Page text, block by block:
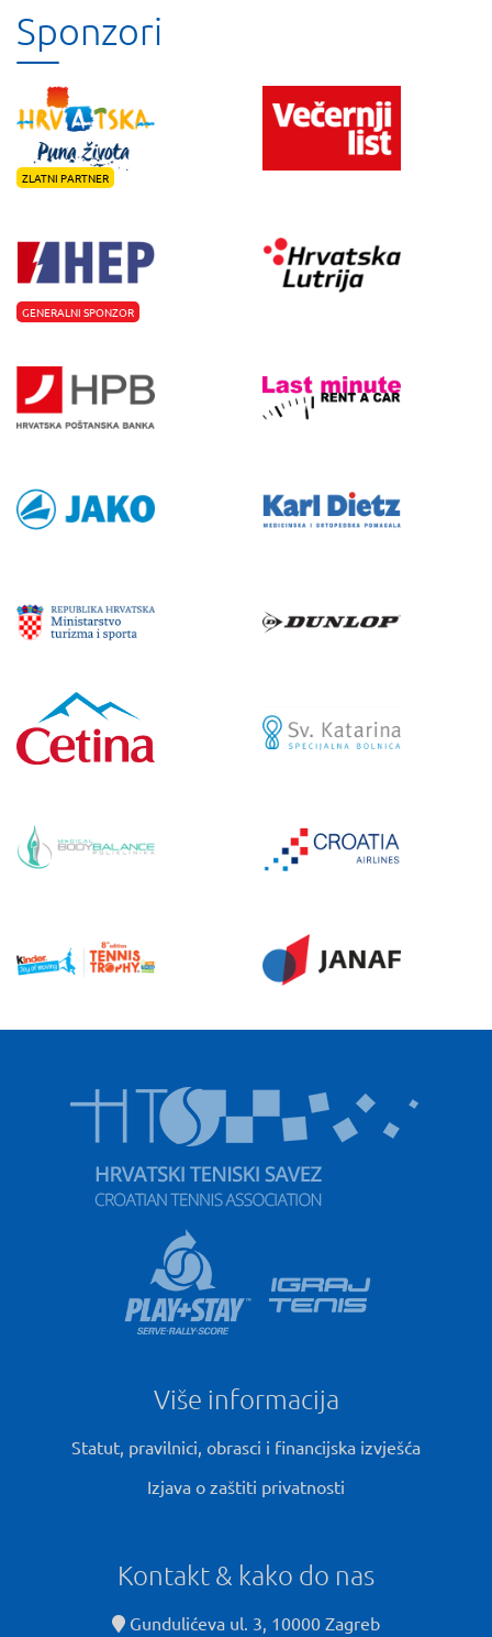
Sponzori
ZLATNI PARTNER
GENERALNI SPONZOR
Više informacija
Statut, pravilnici, obrasci i financijska izvješća
Izjava o zaštiti privatnosti
Kontakt & kako do nas
Gundulićeva ul. 3, 10000 Zagreb